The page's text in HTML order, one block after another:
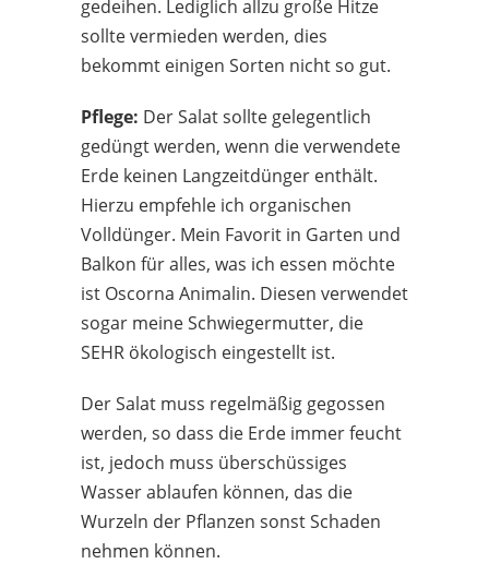
gedeihen. Lediglich allzu große Hitze
sollte vermieden werden, dies
bekommt einigen Sorten nicht so gut.
Pflege: Der Salat sollte gelegentlich
gedüngt werden, wenn die verwendete
Erde keinen Langzeitdünger enthält.
Hierzu empfehle ich organischen
Volldünger. Mein Favorit in Garten und
Balkon für alles, was ich essen möchte
ist Oscorna Animalin. Diesen verwendet
sogar meine Schwiegermutter, die
SEHR ökologisch eingestellt ist.
Der Salat muss regelmäßig gegossen
werden, so dass die Erde immer feucht
ist, jedoch muss überschüssiges
Wasser ablaufen können, das die
Wurzeln der Pflanzen sonst Schaden
nehmen können.